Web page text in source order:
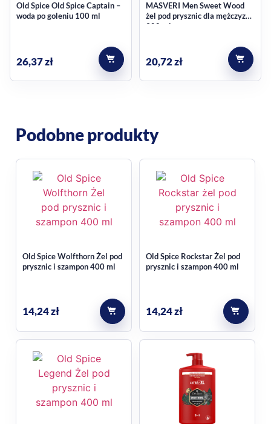
Old Spice Old Spice Captain –
woda po goleniu 100 ml
26,37zł
MASVERI Men Sweet Wood
żel pod prysznic dla mężczyzn
300 ml
20,72zł
Podobne produkty
Old Spice Wolfthorn Żel pod
prysznic i szampon 400 ml
14,24zł
Old Spice Rockstar Żel pod
prysznic i szampon 400 ml
14,24zł